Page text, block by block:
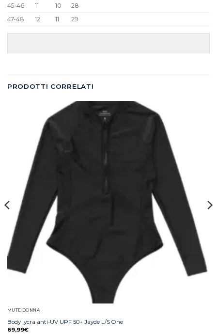
45-46 11 10
28
47-48
12 11 29
PRODOTTI CORRELATI
MUTE DONNA
Body lycra anti-UV UPF 50+ Jayde L/S One
69,99€